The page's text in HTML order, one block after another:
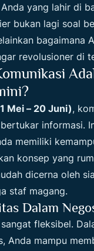
yang lahir di
bukan lagi soal
bagaimana
revolusioner di
Mei – 20 Juni),
informasi.
memiliki
konsep yang
dicerna oleh
staf magang.
Dalam
fleksibel.
Anda mampu